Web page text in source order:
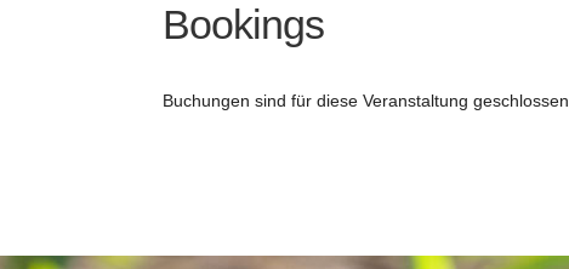
Bookings
Buchungen sind für diese Veranstaltung geschlossen.